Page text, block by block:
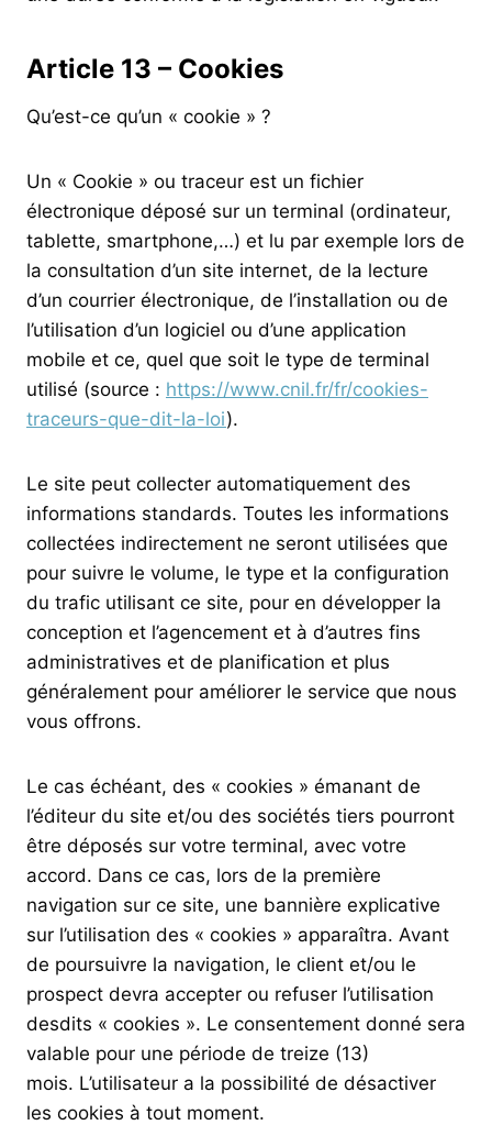
Article 13 – Cookies
Qu’est-ce qu’un « cookie » ?
Un « Cookie » ou traceur est un fichier
électronique déposé sur un terminal (ordinateur,
tablette, smartphone,…) et lu par exemple lors de
la consultation d’un site internet, de la lecture
d’un courrier électronique, de l’installation ou de
l’utilisation d’un logiciel ou d’une application
mobile et ce, quel que soit le type de terminal
utilisé (source : https://www.cnil.fr/fr/cookies-
traceurs-que-dit-la-loi).
Le site peut collecter automatiquement des
informations standards. Toutes les informations
collectées indirectement ne seront utilisées que
pour suivre le volume, le type et la configuration
du trafic utilisant ce site, pour en développer la
conception et l’agencement et à d’autres fins
administratives et de planification et plus
généralement pour améliorer le service que nous
vous offrons.
Le cas échéant, des « cookies » émanant de
l’éditeur du site et/ou des sociétés tiers pourront
être déposés sur votre terminal, avec votre
accord. Dans ce cas, lors de la première
navigation sur ce site, une bannière explicative
sur l’utilisation des « cookies » apparaîtra. Avant
de poursuivre la navigation, le client et/ou le
prospect devra accepter ou refuser l’utilisation
desdits « cookies ». Le consentement donné sera
valable pour une période de treize (13)
mois. L’utilisateur a la possibilité de désactiver
les cookies à tout moment.